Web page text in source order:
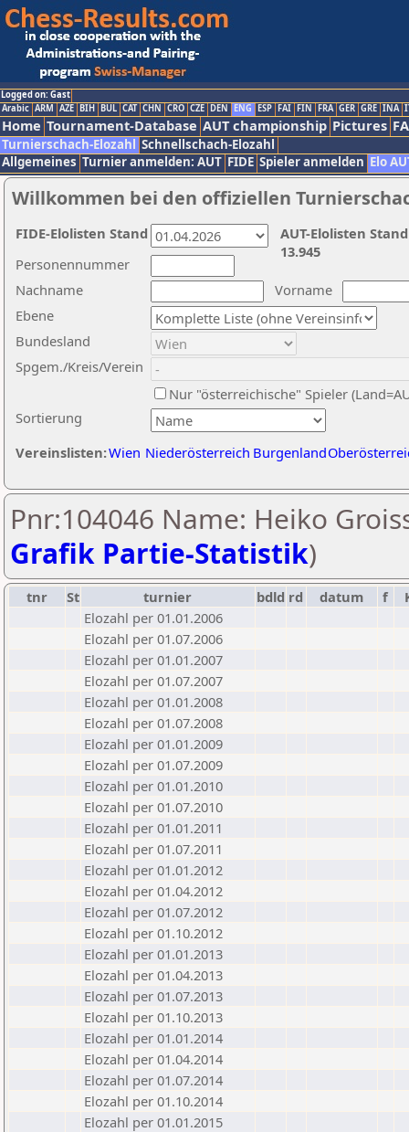
Logged on: Gast
Arabic ARM AZE BIH BUL CAT CHN CRO CZE DEN ENG ESP FAI FIN FRA GER GRE INA
Home Tournament-Database AUT championship Pictures
Turnierschach-Elozahl Schnellschach-Elozahl
Allgemeines Turnier anmelden: AUT FIDE Spieler anmelden Elo
Willkommen bei den offiziellen
Nachname
Vorname
Ebene
Sortierung
Personennummer
Bundesland
Spgem./Kreis/Verein
Nur "österreichische" Spieler
Vereinslisten:Wien Niederösterreich Burgenland
AUT-Elolisten
13.945
FIDE-Elolisten Stand
Pnr:104046 Name: Heiko
Grafik Partie-Statistik)
tnr St turnier bdld rd datum f
Elozahl per 01.01.2006
Elozahl per 01.07.2006
Elozahl per 01.01.2007
Elozahl per 01.07.2007
Elozahl per 01.01.2008
Elozahl per 01.07.2008
Elozahl per 01.01.2009
Elozahl per 01.07.2009
Elozahl per 01.01.2010
Elozahl per 01.07.2010
Elozahl per 01.01.2011
Elozahl per 01.07.2011
Elozahl per 01.01.2012
Elozahl per 01.04.2012
Elozahl per 01.07.2012
Elozahl per 01.10.2012
Elozahl per 01.01.2013
Elozahl per 01.04.2013
Elozahl per 01.07.2013
Elozahl per 01.10.2013
Elozahl per 01.01.2014
Elozahl per 01.04.2014
Elozahl per 01.07.2014
Elozahl per 01.10.2014
Elozahl per 01.01.2015